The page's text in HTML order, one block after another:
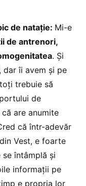
de natație: Mi-e
de antrenori,
. Și
îi avem și pe
trebuie să
de
are anumite
că într-adevăr
Vest, e foarte
întâmplă și
informații pe
e propria lor